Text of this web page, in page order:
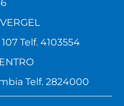
Telf. 4103554
Telf. 2824000